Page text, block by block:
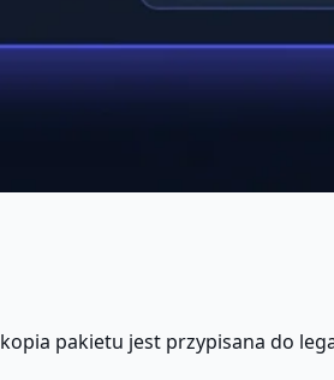
pakietu jest przypisana do